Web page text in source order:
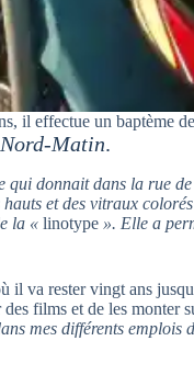
il effectue un baptème
Nord-Matin.
qui donnait dans la rue
et des vitraux
la « linotype ». Elle a
il va rester vingt ans
films et de les monter
mes différents emplois